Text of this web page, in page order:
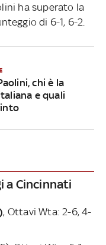
ha superato la
di 6-1, 6-2.
chi è la
e quali
a Cincinnati
, Ottavi Wta: 2-6, 4-